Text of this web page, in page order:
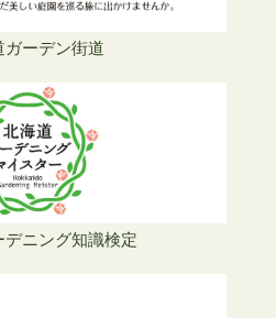
ガーデン街道
デニング知識検定